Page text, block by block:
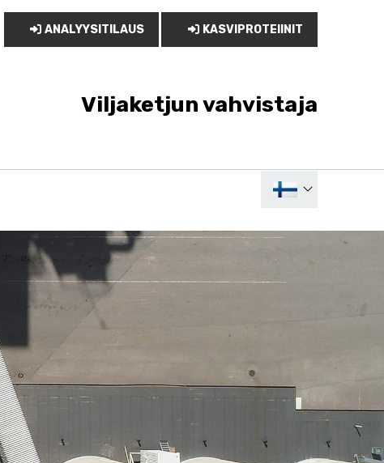
ANALYYSITILAUS KASVIPROTEIINIT
Viljaketjun vahvistaja